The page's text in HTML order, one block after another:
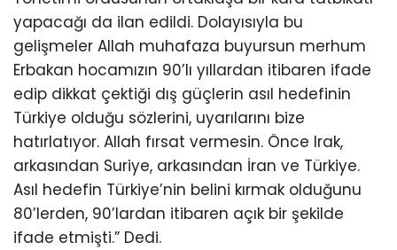
yapacağı da ilan edildi. Dolayısıyla bu
gelişmeler Allah muhafaza buyursun merhum
Erbakan hocamızın 90’lı yıllardan itibaren ifade
edip dikkat çektiği dış güçlerin asıl hedefinin
Türkiye olduğu sözlerini, uyarılarını bize
hatırlatıyor. Allah fırsat vermesin. Önce Irak,
arkasından Suriye, arkasından İran ve Türkiye.
Asıl hedefin Türkiye’nin belini kırmak olduğunu
80’lerden, 90’lardan itibaren açık bir şekilde
ifade etmişti.” Dedi.